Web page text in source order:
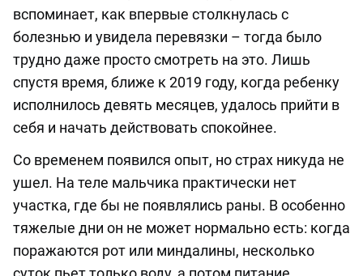
вспоминает, как впервые столкнулась с
болезнью и увидела перевязки – тогда было
трудно даже просто смотреть на это. Лишь
спустя время, ближе к 2019 году, когда ребенку
исполнилось девять месяцев, удалось прийти в
себя и начать действовать спокойнее.
Со временем появился опыт, но страх никуда не
ушел. На теле мальчика практически нет
участка, где бы не появлялись раны. В особенно
тяжелые дни он не может нормально есть: когда
поражаются рот или миндалины, несколько